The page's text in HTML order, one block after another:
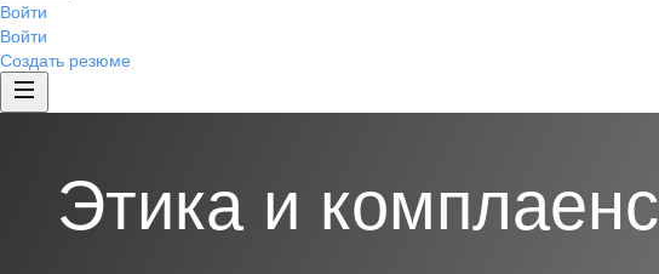
Войти
Войти
Создать резюме
Этика и комплаенс